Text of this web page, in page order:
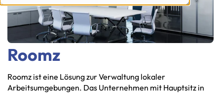
Roomz
Roomz ist eine Lösung zur Verwaltung lokaler
Arbeitsumgebungen. Das Unternehmen mit Hauptsitz in